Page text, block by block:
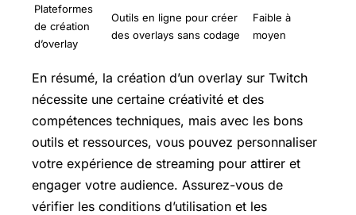
Plateformes
de création
d’overlay
Outils en ligne pour créer
des overlays sans codage
Faible à
moyen
En résumé, la création d’un overlay sur Twitch
nécessite une certaine créativité et des
compétences techniques, mais avec les bons
outils et ressources, vous pouvez personnaliser
votre expérience de streaming pour attirer et
engager votre audience. Assurez-vous de
vérifier les conditions d’utilisation et les